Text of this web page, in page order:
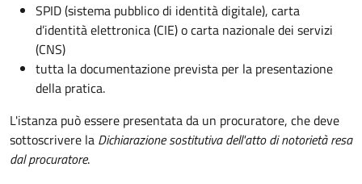
SPID (sistema pubblico di identità digitale), carta
d’identità elettronica (CIE) o carta nazionale dei servizi
(CNS)
tutta la documentazione prevista per la presentazione
della pratica.
L'istanza può essere presentata da un procuratore, che deve
sottoscrivere la Dichiarazione sostitutiva dell'atto di notorietà resa
dal procuratore.